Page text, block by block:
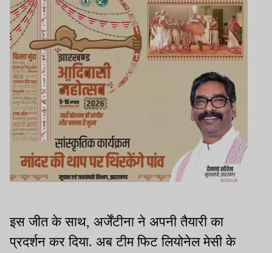
इस जीत के साथ, अर्जेंटीना ने अपनी तैयारी का
प्रदर्शन कर दिया. अब टीम फिट लियोनेल मेसी के